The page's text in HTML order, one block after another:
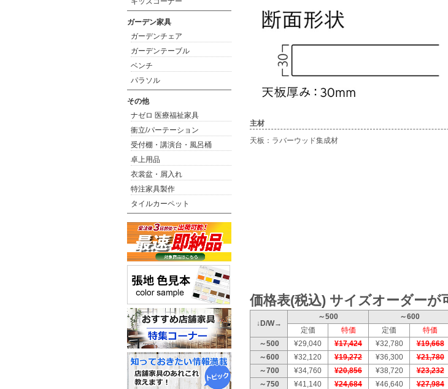
主材
天板：ラバーウッド集成材
価格表(税込) サイズオーダーが
↓D/W→
～500 ～600
定価
特価 定価 特価
～500
¥29,040 ¥17,424 ¥32,780 ¥19,668
～600
¥32,120 ¥19,272 ¥36,300 ¥21,780
～700
¥34,760 ¥20,856 ¥38,720 ¥23,232
～750
¥41,140 ¥24,684 ¥46,640 ¥27,984
ガーデン家具
ガーデンチェア
ガーデンテーブル
ベンチ
パラソル
その他
ナゼロ 医療福祉家具
衝立/パーテーション
受付棚・講演台・風呂桶
卓上用品
衣裳盆・屑入れ
特注家具製作
タイルカーペット